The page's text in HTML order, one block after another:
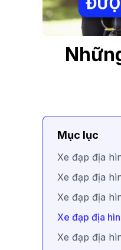
Mục lục
Xe đạp địa
Xe đạp địa
Xe đạp địa
Xe đạp địa
Xe đạp địa